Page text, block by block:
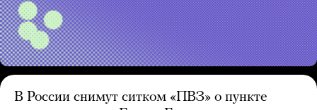
В России снимут ситком «ПВЗ» о пункте